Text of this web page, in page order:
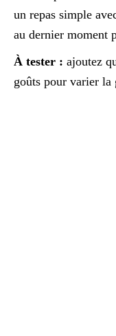
un repas simple
au dernier moment
À tester : ajoutez
goûts pour varier la